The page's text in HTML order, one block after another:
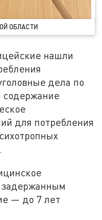
ОБЛАСТИ
нашли
дела по
содержание
для потребления
задержанным
— до 7 лет